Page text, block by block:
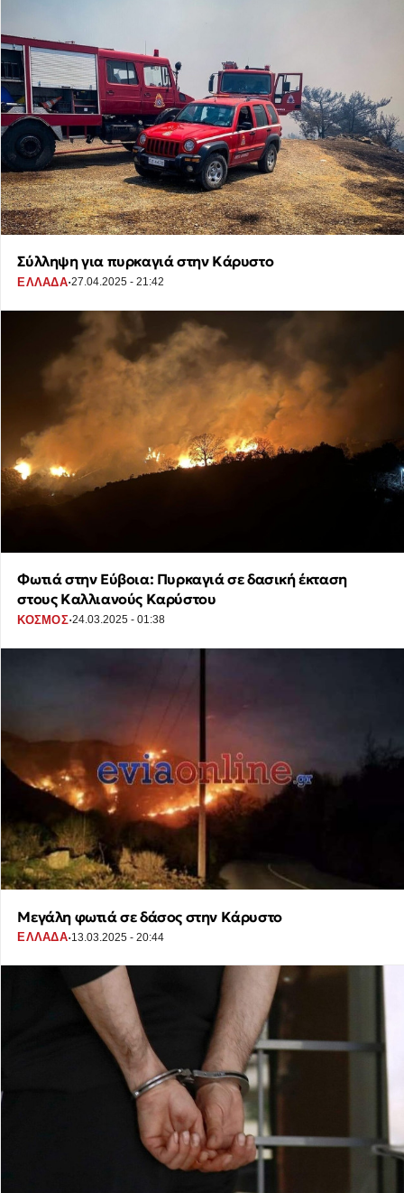
Σύλληψη για πυρκαγιά στην Κάρυστο
ΕΛΛΑΔΑ·27.04.2025 - 21:42
Φωτιά στην Εύβοια: Πυρκαγιά σε δασική έκταση
στους Καλλιανούς Καρύστου
ΚΟΣΜΟΣ·24.03.2025 - 01:38
Μεγάλη φωτιά σε δάσος στην Κάρυστο
ΕΛΛΑΔΑ·13.03.2025 - 20:44